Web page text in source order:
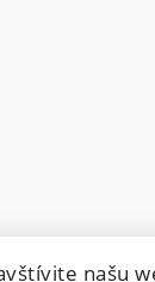
našu